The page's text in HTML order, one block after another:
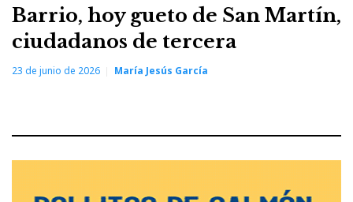
Barrio, hoy gueto de San Martín,
ciudadanos de tercera
23 de junio de 2026 María Jesús García